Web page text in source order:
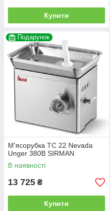
Купити
Подарунок
М’ясорубка TC 22 Nevada
Unger 380В SIRMAN
В наявності
13 725 ₴
Купити